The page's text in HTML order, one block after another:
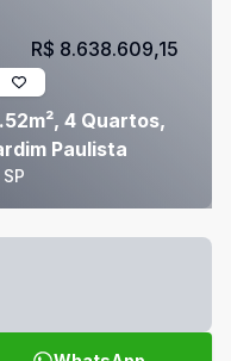
4 Quartos,
Paulista
R$ 8.638.609,15